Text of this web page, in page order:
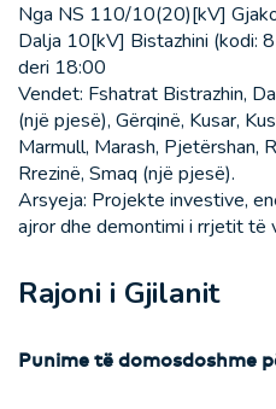
Nga NS 110/10(20)[kV]
Dalja 10[kV] Bistazhini (kodi:
deri 18:00
Vendet: Fshatrat Bistrazhin,
(një pjesë), Gërqinë, Kusar,
Marmull, Marash, Pjetërshan,
Rrezinë, Smaq (një pjesë).
Arsyeja: Projekte investive,
ajror dhe demontimi i rrjetit të
Rajoni i Gjilanit
Punime të domosdoshme